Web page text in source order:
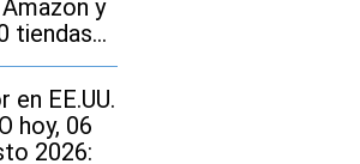
y
tiendas
Nueva
y
en EE.UU.
hoy, 06
2026: